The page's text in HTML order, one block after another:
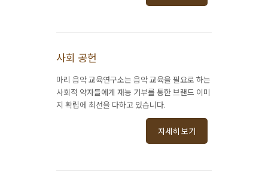
사회 공헌
마리 음악 교육연구소는 음악 교육을 필요로 하는
사회적 약자들에게 재능 기부를 통한 브랜드 이미
지 확립에 최선을 다하고 있습니다.
자세히 보기